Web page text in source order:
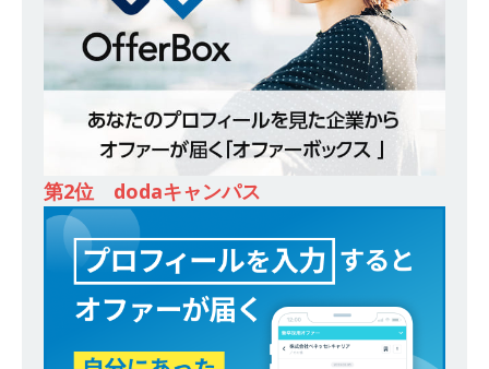
[ 2026年5月15日 ]
【 28卒 ｜ インターンシップ
参加者は書類選考・一次面接免除 】 M&A総研の
グループ企業 ｜ 日本トップレベルの企業へ幅広
いコンサルを行う ｜ スタートアップの成長性×
大手グループとしての安定性バツグン ｜ 年収
500万スタート ｜ 土日祝休み ｜ 東京勤務 ｜ ク
オンツ・コンサルティング
業
[ 2026年5月14日 ] 【 28卒 ｜ ES自動合格!! 】 文
理不問 ｜ 世界中のシェア約80％・国内シェア
第2位 dodaキャンパス